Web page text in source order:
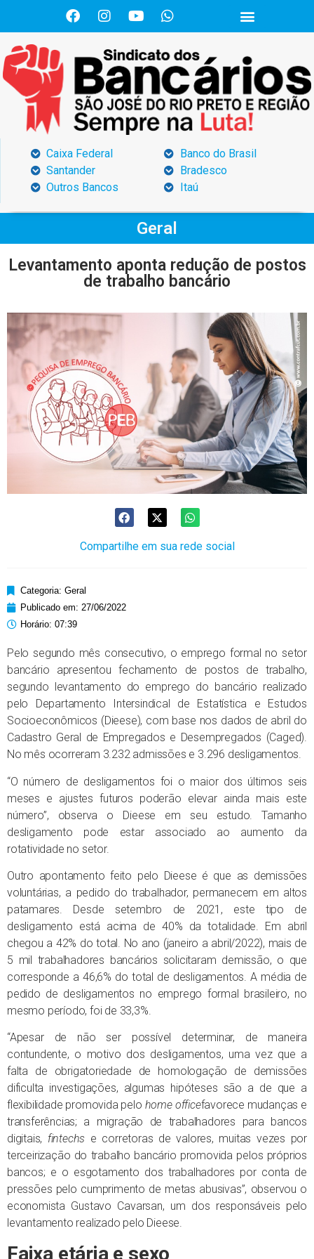
Caixa Federal
Santander
Outros Bancos
Banco do Brasil
Bradesco
Itaú
Geral
Levantamento aponta redução de postos
de trabalho bancário
Compartilhe em sua rede social
Categoria: Geral
Publicado em: 27/06/2022
Horário: 07:39
Pelo segundo mês consecutivo, o emprego formal no setor
bancário apresentou fechamento de postos de trabalho,
segundo levantamento do emprego do bancário realizado
pelo Departamento Intersindical de Estatística e Estudos
Socioeconômicos (Dieese), com base nos dados de abril do
Cadastro Geral de Empregados e Desempregados (Caged).
No mês ocorreram 3.232 admissões e 3.296 desligamentos.
“O número de desligamentos foi o maior dos últimos seis
meses e ajustes futuros poderão elevar ainda mais este
número”, observa o Dieese em seu estudo. Tamanho
desligamento pode estar associado ao aumento da
rotatividade no setor.
Outro apontamento feito pelo Dieese é que as demissões
voluntárias, a pedido do trabalhador, permanecem em altos
patamares. Desde setembro de 2021, este tipo de
desligamento está acima de 40% da totalidade. Em abril
chegou a 42% do total. No ano (janeiro a abril/2022), mais de
5 mil trabalhadores bancários solicitaram demissão, o que
corresponde a 46,6% do total de desligamentos. A média de
pedido de desligamentos no emprego formal brasileiro, no
mesmo período, foi de 33,3%.
“Apesar de não ser possível determinar, de maneira
contundente, o motivo dos desligamentos, uma vez que a
falta de obrigatoriedade de homologação de demissões
dificulta investigações, algumas hipóteses são a de que a
flexibilidade promovida pelo home officefavorece mudanças e
transferências; a migração de trabalhadores para bancos
digitais, fintechs e corretoras de valores, muitas vezes por
terceirização do trabalho bancário promovida pelos próprios
bancos; e o esgotamento dos trabalhadores por conta de
pressões pelo cumprimento de metas abusivas”, observou o
economista Gustavo Cavarsan, um dos responsáveis pelo
levantamento realizado pelo Dieese.
Faixa etária e sexo